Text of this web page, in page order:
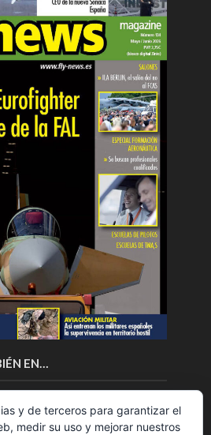
EN…
y de terceros para garantizar el
medir su uso y mejorar nuestros